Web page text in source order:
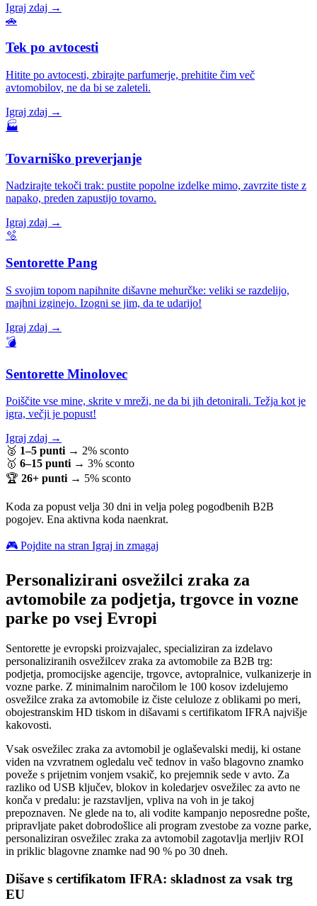
Igraj zdaj →
🚗
Tek po avtocesti
Hitite po avtocesti, zbirajte parfumerje, prehitite čim več
avtomobilov, ne da bi se zaleteli.
Igraj zdaj →
🏭
Tovarniško preverjanje
Nadzirajte tekoči trak: pustite popolne izdelke mimo, zavrzite tiste z
napako, preden zapustijo tovarno.
Igraj zdaj →
🫧
Sentorette Pang
S svojim topom napihnite dišavne mehurčke: veliki se razdelijo,
majhni izginejo. Izogni se jim, da te udarijo!
Igraj zdaj →
💣
Sentorette Minolovec
Poiščite vse mine, skrite v mreži, ne da bi jih detonirali. Težja kot je
igra, večji je popust!
Igraj zdaj →
🥈 1–5 punti → 2% sconto
🥇 6–15 punti → 3% sconto
🏆 26+ punti → 5% sconto
Koda za popust velja 30 dni in velja poleg pogodbenih B2B
pogojev. Ena aktivna koda naenkrat.
🎮 Pojdite na stran Igraj in zmagaj
Personalizirani osvežilci zraka za
avtomobile za podjetja, trgovce in vozne
parke po vsej Evropi
Sentorette je evropski proizvajalec, specializiran za izdelavo
personaliziranih osvežilcev zraka za avtomobile za B2B trg:
podjetja, promocijske agencije, trgovce, avtopralnice, vulkanizerje in
vozne parke. Z minimalnim naročilom le 100 kosov izdelujemo
osvežilce zraka za avtomobile iz čiste celuloze z oblikami po meri,
obojestranskim HD tiskom in dišavami s certifikatom IFRA najvišje
kakovosti.
Vsak osvežilec zraka za avtomobil je oglaševalski medij, ki ostane
viden na vzvratnem ogledalu več tednov in vašo blagovno znamko
poveže s prijetnim vonjem vsakič, ko prejemnik sede v avto. Za
razliko od USB ključev, blokov in koledarjev osvežilec za avto ne
konča v predalu: je razstavljen, vpliva na voh in je takoj
prepoznaven. Ne glede na to, ali vodite kampanjo neposredne pošte,
pripravljate paket dobrodošlice ali program zvestobe za vozne parke,
personaliziran osvežilec zraka za avtomobil zagotavlja merljiv ROI
in priklic blagovne znamke nad 90 % po 30 dneh.
Dišave s certifikatom IFRA: skladnost za vsak trg
EU